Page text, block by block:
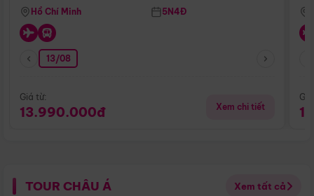
Singapore
Hồ Chí Minh 5N4Đ
13/08
Giá từ:
13.990.000đ Xem chi tiết
TOUR CHÂU Á Xem tất cả
Điểm nổi bật